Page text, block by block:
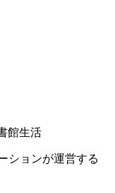
館生活
ションが運営する